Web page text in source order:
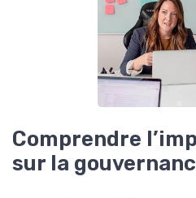
Comprendre
sur la